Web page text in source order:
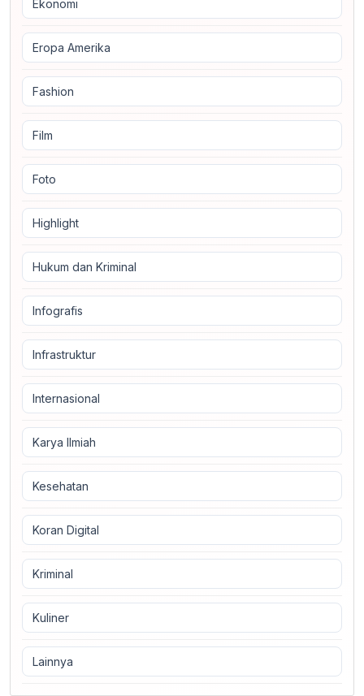
Ekonomi
Eropa Amerika
Fashion
Film
Foto
Highlight
Hukum dan Kriminal
Infografis
Infrastruktur
Internasional
Karya Ilmiah
Kesehatan
Koran Digital
Kriminal
Kuliner
Lainnya